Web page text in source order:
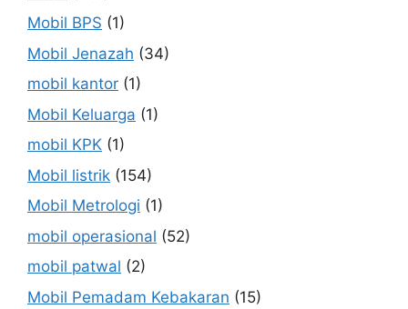
Mobil BPS (1)
Mobil Jenazah (34)
mobil kantor (1)
Mobil Keluarga (1)
mobil KPK (1)
Mobil listrik (154)
Mobil Metrologi (1)
mobil operasional (52)
mobil patwal (2)
Mobil Pemadam Kebakaran (15)